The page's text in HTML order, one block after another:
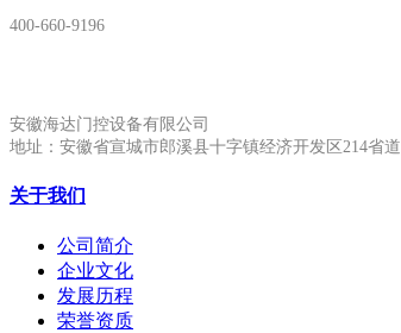
400-660-9196
安徽海达门控设备有限公司
地址：安徽省宣城市郎溪县十字镇经济开发区214省道
关于我们
公司简介
企业文化
发展历程
荣誉资质